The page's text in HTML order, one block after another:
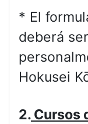
* El
deberá
Hokusei
2. Cursos